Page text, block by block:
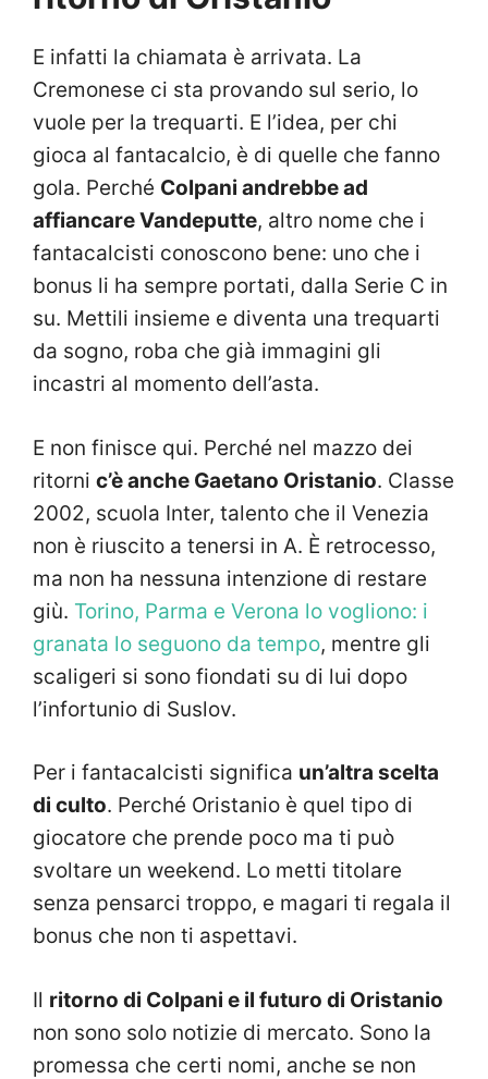
E infatti la chiamata è arrivata. La
Cremonese ci sta provando sul serio, lo
vuole per la trequarti. E l’idea, per chi
gioca al fantacalcio, è di quelle che fanno
gola. Perché Colpani andrebbe ad
affiancare Vandeputte, altro nome che i
fantacalcisti conoscono bene: uno che i
bonus li ha sempre portati, dalla Serie C in
su. Mettili insieme e diventa una trequarti
da sogno, roba che già immagini gli
incastri al momento dell’asta.
E non finisce qui. Perché nel mazzo dei
ritorni c’è anche Gaetano Oristanio. Classe
2002, scuola Inter, talento che il Venezia
non è riuscito a tenersi in A. È retrocesso,
ma non ha nessuna intenzione di restare
giù. Torino, Parma e Verona lo vogliono: i
granata lo seguono da tempo, mentre gli
scaligeri si sono fiondati su di lui dopo
l’infortunio di Suslov.
Per i fantacalcisti significa un’altra scelta
di culto. Perché Oristanio è quel tipo di
giocatore che prende poco ma ti può
svoltare un weekend. Lo metti titolare
senza pensarci troppo, e magari ti regala il
bonus che non ti aspettavi.
Il ritorno di Colpani e il futuro di Oristanio
non sono solo notizie di mercato. Sono la
promessa che certi nomi, anche se non